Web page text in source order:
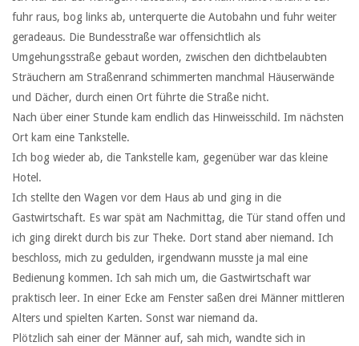
fuhr raus, bog links ab, unterquerte die Autobahn und fuhr weiter
geradeaus. Die Bundesstraße war offensichtlich als
Umgehungsstraße gebaut worden, zwischen den dichtbelaubten
Sträuchern am Straßenrand schimmerten manchmal Häuserwände
und Dächer, durch einen Ort führte die Straße nicht.
Nach über einer Stunde kam endlich das Hinweisschild. Im nächsten
Ort kam eine Tankstelle.
Ich bog wieder ab, die Tankstelle kam, gegenüber war das kleine
Hotel.
Ich stellte den Wagen vor dem Haus ab und ging in die
Gastwirtschaft. Es war spät am Nachmittag, die Tür stand offen und
ich ging direkt durch bis zur Theke. Dort stand aber niemand. Ich
beschloss, mich zu gedulden, irgendwann musste ja mal eine
Bedienung kommen. Ich sah mich um, die Gastwirtschaft war
praktisch leer. In einer Ecke am Fenster saßen drei Männer mittleren
Alters und spielten Karten. Sonst war niemand da.
Plötzlich sah einer der Männer auf, sah mich, wandte sich in